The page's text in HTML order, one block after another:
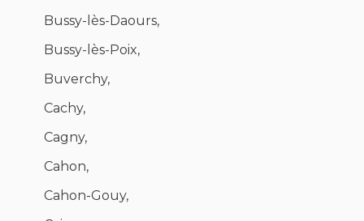
Bussy-lès-Daours,
Bussy-lès-Poix,
Buverchy,
Cachy,
Cagny,
Cahon,
Cahon-Gouy,